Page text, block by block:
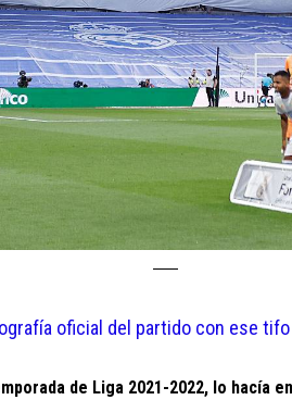
oficial del partido con ese
de Liga 2021-2022, lo hacía